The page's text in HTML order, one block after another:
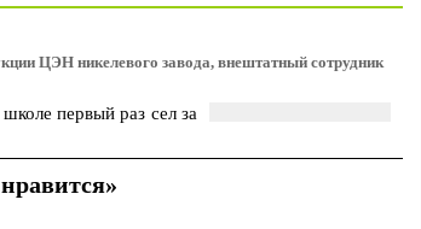
ЦЭН никелевого завода, внештатный сотрудник
первый раз сел за